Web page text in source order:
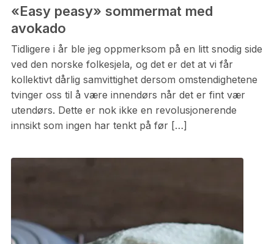
«Easy peasy» sommermat med
avokado
Tidligere i år ble jeg oppmerksom på en litt snodig side
ved den norske folkesjela, og det er det at vi får
kollektivt dårlig samvittighet dersom omstendighetene
tvinger oss til å være innendørs når det er fint vær
utendørs. Dette er nok ikke en revolusjonerende
innsikt som ingen har tenkt på før […]